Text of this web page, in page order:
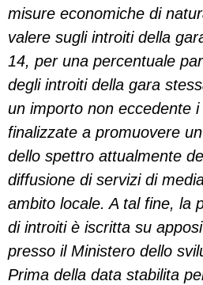
misure economiche di
valere sugli introiti della
14, per una percentuale
degli introiti della gara
un importo non eccedente
finalizzate a promuovere
dello spettro attualmente
diffusione di servizi di
ambito locale. A tal fine, la
di introiti è iscritta su
presso il Ministero dello
Prima della data stabilita